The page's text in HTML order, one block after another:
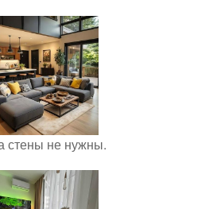
стены не нужны.